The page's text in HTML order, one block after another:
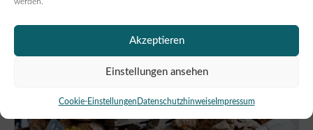
Akzeptieren
Einstellungen ansehen
Cookie-Einstellungen DatenschutzhinweiseImpressum